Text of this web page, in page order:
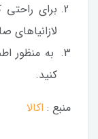
برای راحتی
لازانیاهای
به منظور
کنید.
منبع : اکالا